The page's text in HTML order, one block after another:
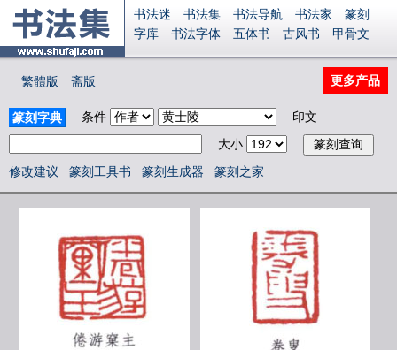
书法迷 书法集 书法导航 书法家
篆刻
字库
书法字体 五体书 古风书
甲骨文
書法视频
字源
国学
古籍
中医 象棋 游戏 电子书
字体下载
免费字体 中文字体
英文字体
Ai矢量
P图宝 南无阿弥陀佛
安全网站
显广告 捐赠 繁體版 登录
繁體版 斋版 更多产品
篆刻字典 条件
印文
大小
修改建议
篆刻工具书 篆刻生成器 篆刻之家